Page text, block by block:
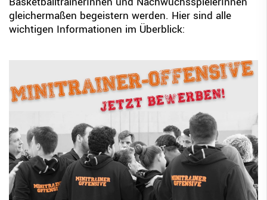
gleichermaßen begeistern werden. Hier sind alle
wichtigen Informationen im Überblick: